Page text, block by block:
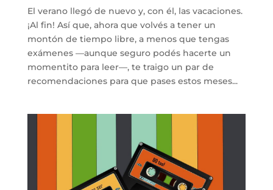
El verano llegó de nuevo y, con él, las vacaciones.
¡Al fin! Así que, ahora que volvés a tener un
montón de tiempo libre, a menos que tengas
exámenes —aunque seguro podés hacerte un
momentito para leer—, te traigo un par de
recomendaciones para que pases estos meses...